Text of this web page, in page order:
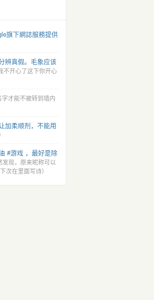
旗下網誌服務提供
辨真假。毛象应该
不开心了这下你开心
字才能不被转到墙内
加柔顺剂，不能用
#游戏 ，最好是除
发现，原来昵称可以
次在里面写诗）